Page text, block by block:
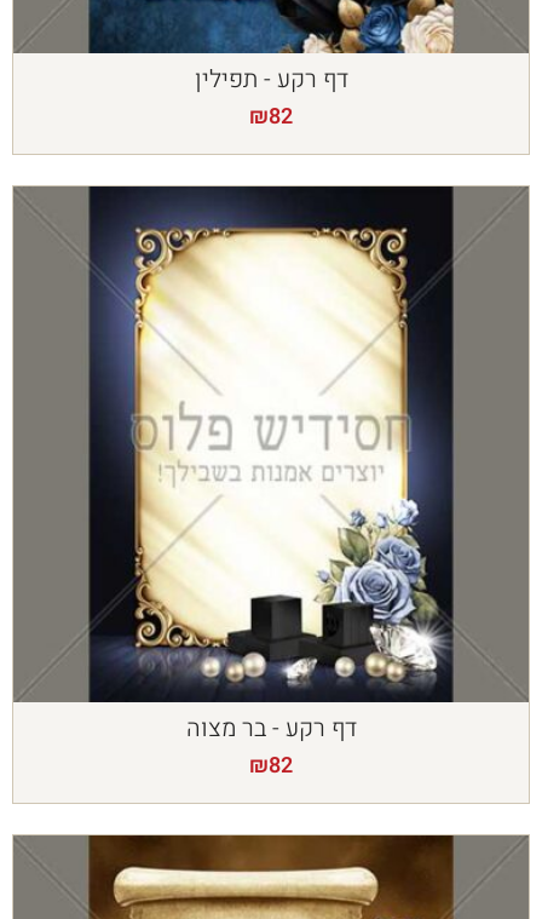
דף רקע - תפילין
₪82
דף רקע - בר מצוה
₪82